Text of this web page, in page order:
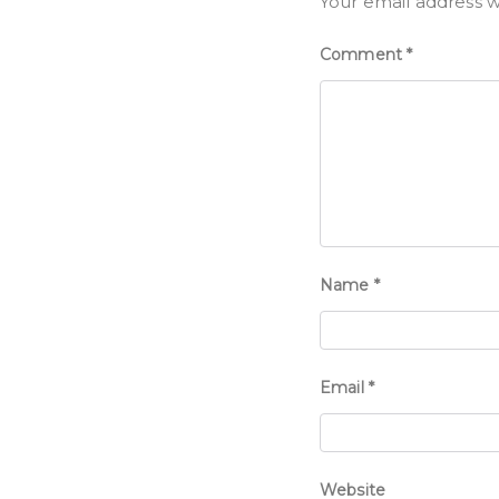
Comment*
Name *
Email *
Website